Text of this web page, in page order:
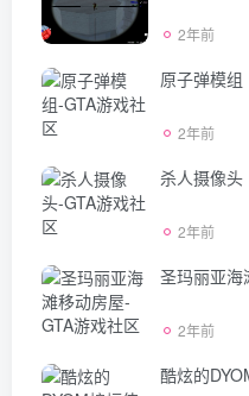
2年前
原子弹模组
2年前
杀人摄像头
2年前
圣玛丽亚海
2年前
酷炫的